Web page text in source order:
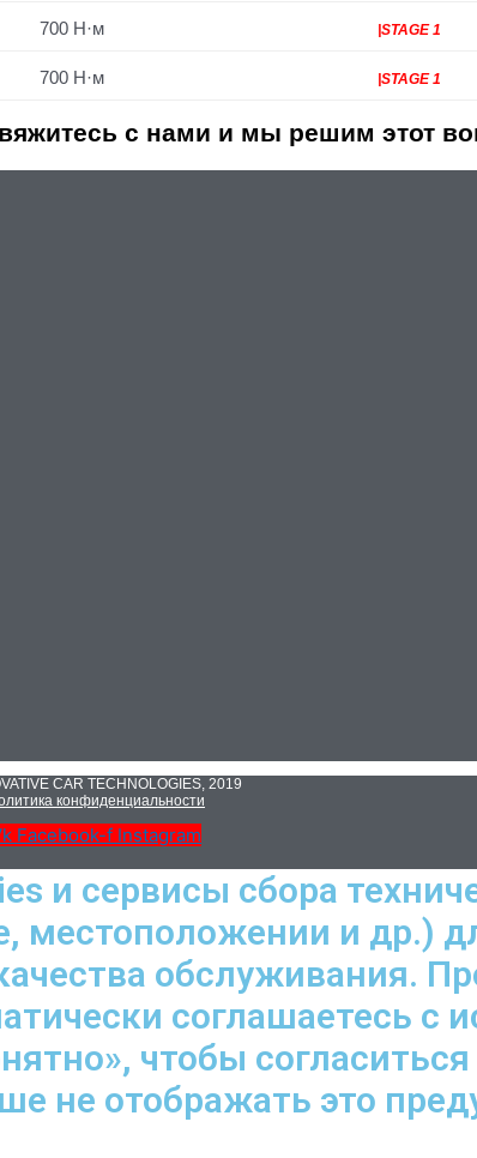
700 Н·м |STAGE 1
700 Н·м |STAGE 1
с нами и мы решим этот
CAR TECHNOLOGIES, 2019
конфиденциальности
Facebook-f Instagram
и сервисы сбора
местоположении и др.)
обслуживания.
соглашаетесь с
чтобы согласиться
не отображать это